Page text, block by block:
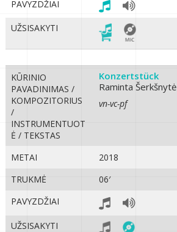
PAVYZDŽIAI
UŽSISAKYTI
KŪRINIO
PAVADINIMAS /
KOMPOZITORIUS
/
INSTRUMENTUOT
Ė / TEKSTAS
Konzertstück
Raminta Šerkšnytė
vn-vc-pf
METAI
2018
TRUKMĖ
06′
PAVYZDŽIAI
UŽSISAKYTI